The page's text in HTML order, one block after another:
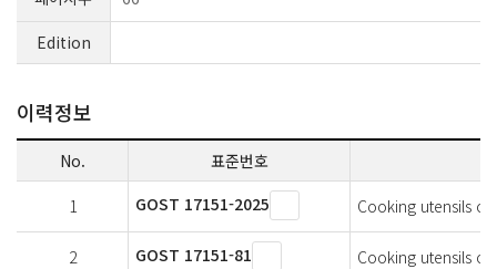
Edition
이력정보
No. 표준번호
1 GOST 17151-2025 Cooking utensils
2 GOST 17151-81 Cooking utensils